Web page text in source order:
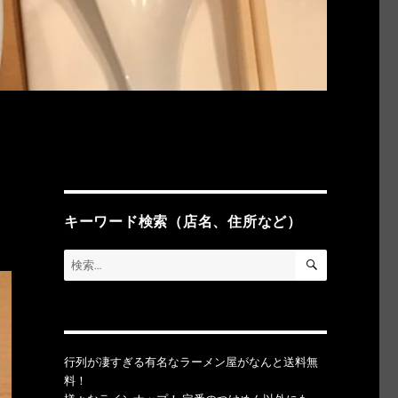
キーワード検索（店名、住所など）
検
索:
検
行列が凄すぎる有名なラーメン屋がなんと送料無
料！